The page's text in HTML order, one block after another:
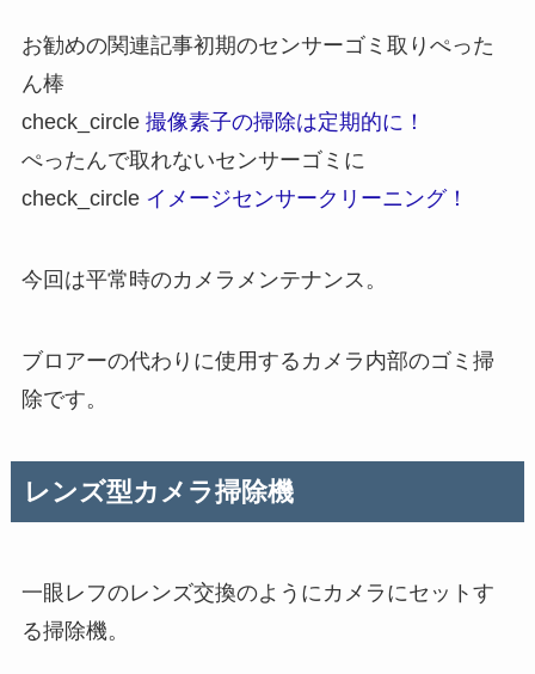
お勧めの関連記事初期のセンサーゴミ取りぺった
ん棒
check_circle 撮像素子の掃除は定期的に！
ぺったんで取れないセンサーゴミに
check_circle イメージセンサークリーニング！
今回は平常時のカメラメンテナンス。
ブロアーの代わりに使用するカメラ内部のゴミ掃
除です。
レンズ型カメラ掃除機
一眼レフのレンズ交換のようにカメラにセットす
る掃除機。